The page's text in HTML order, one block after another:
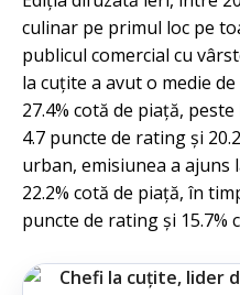
culinar pe primul loc pe
publicul comercial cu
la cuțite a avut o medie
27.4% cotă de piață,
4.7 puncte de rating și
urban, emisiunea a ajuns
22.2% cotă de piață, în
puncte de rating și 15.7%